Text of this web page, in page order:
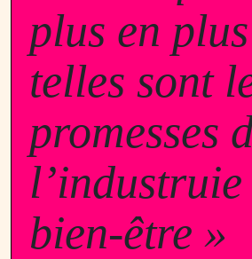
plus en
telles sont
promesses
l’industruie
bien-être »